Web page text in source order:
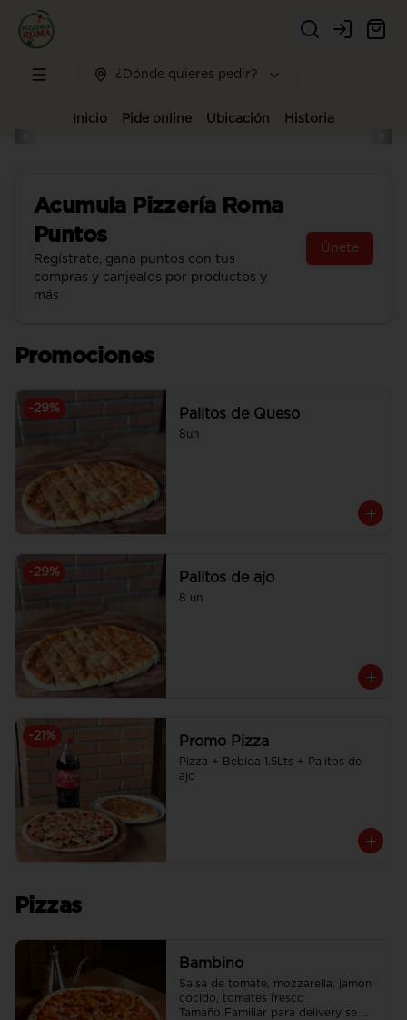
Login
¿Dónde quieres pedir?
Inicio Pide online Ubicación Historia
Acumula Pizzería Roma
Puntos
Regístrate, gana puntos con tus
compras y canjealos por productos y
más
Únete
Promociones
-29% Palitos de Queso
8un
-29% Palitos de ajo
8 un
-21 % Promo Pizza
Pizza + Bebida 1.5Lts + Palitos de
ajo
Pizzas
Bambino
Salsa de tomate, mozzarella, jamon
cocido, tomates fresco
Tamaño Familiar para delivery se